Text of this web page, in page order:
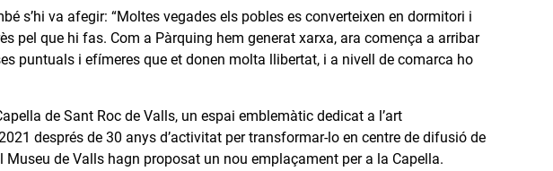
s’hi va afegir: “Moltes vegades els pobles es converteixen en dormitori i
pel que hi fas. Com a Pàrquing hem generat xarxa, ara comença a arribar
puntuals i efímeres que et donen molta llibertat, i a nivell de comarca ho
de Sant Roc de Valls, un espai emblemàtic dedicat a l’art
després de 30 anys d’activitat per transformar-lo en centre de difusió de
Museu de Valls hagn proposat un nou emplaçament per a la Capella.